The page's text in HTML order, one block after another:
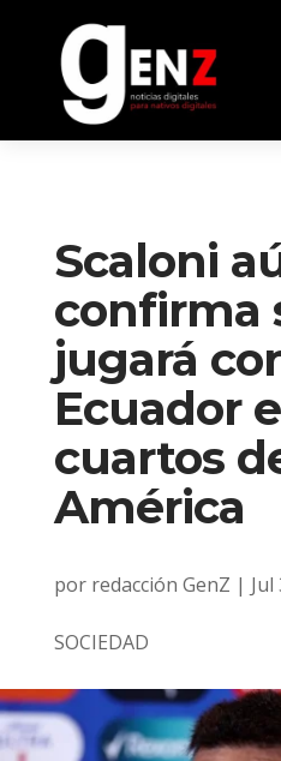
Scaloni
confirma
jugará
Ecuador
cuartos
América
por redacción GenZ | Jul
SOCIEDAD